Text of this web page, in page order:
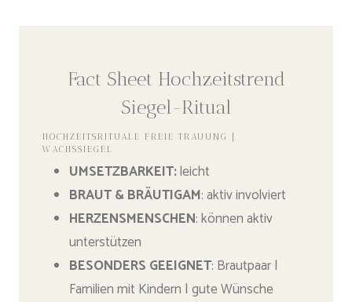
Fact Sheet Hochzeitstrend
Siegel-Ritual
HOCHZEITSRITUALE FREIE TRAUUNG |
WACHSSIEGEL
UMSETZBARKEIT:leicht
BRAUT & BRÄUTIGAM: aktiv involviert
HERZENSMENSCHEN: können aktiv
unterstützen
BESONDERS GEEIGNET: Brautpaar |
Familien mit Kindern | gute Wünsche